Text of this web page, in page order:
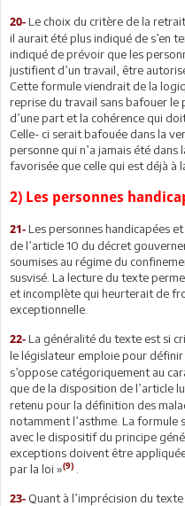
20- Le choix du critère de la
il aurait été plus indiqué de s’en
indiqué de prévoir que les
justifient d’un travail, être
Cette formule viendrait de la
reprise du travail sans bafouer le
d’une part et la cohérence qui
Celle- ci serait bafouée dans la
personne qui n’a jamais été
favorisée que celle qui est déjà à
2) Les personnes
21- Les personnes handicapées
de l’article 10 du décret
soumises au régime du
susvisé. La lecture du texte
et incomplète qui heurterait de
exceptionnelle.
22- La généralité du texte est si
le législateur emploie pour
s’oppose catégoriquement au
que de la disposition de l’article
retenu pour la définition des
notamment l’asthme. La
avec le dispositif du principe
exceptions doivent être
par la loi »(9)
23- Quant à l’imprécision du